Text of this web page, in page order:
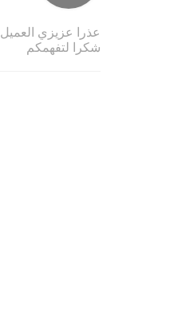
عذرا عزيزي
شكرا لتفهمكم